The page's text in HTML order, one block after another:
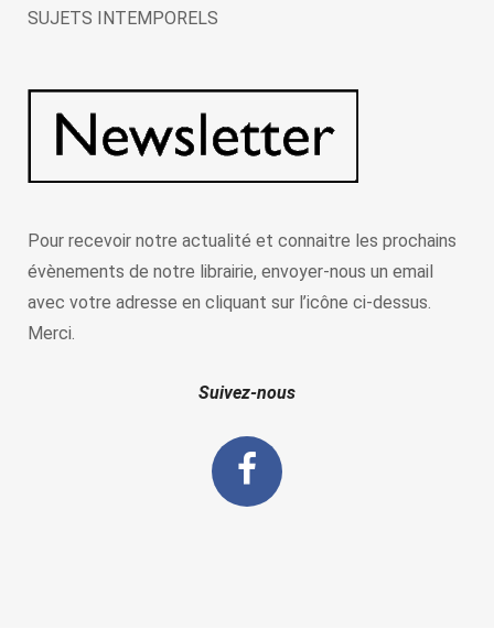
SUJETS INTEMPORELS
Pour recevoir notre actualité et connaitre les prochains
évènements de notre librairie, envoyer-nous un email
avec votre adresse en cliquant sur l’icône ci-dessus.
Merci.
Suivez-nous